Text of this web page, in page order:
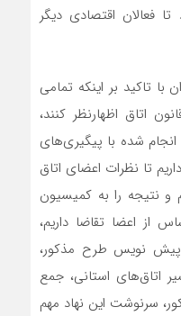
اقتصادی دیگر
تاکید بر اینکه تمامی
اتاق اظهارنظر کنند،
شده با پیگیری‌های
تا نظرات اعضای اتاق
و نتیجه را به کمیسیون
از اعضا تقاضا داریم،
پیش نویس طرح مذکور،
اتاق‌های استانی، جمع
سرنوشت این نهاد مهم